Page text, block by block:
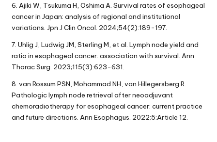
6. Ajiki W, Tsukuma H, Oshima A. Survival rates of esophageal
cancer in Japan: analysis of regional and institutional
variations. Jpn J Clin Oncol. 2024;54(2):189-197.
7. Uhlig J, Ludwig JM, Sterling M, et al. Lymph node yield and
ratio in esophageal cancer: association with survival. Ann
Thorac Surg. 2023;115(3):623-631.
8. van Rossum PSN, Mohammad NH, van Hillegersberg R.
Pathologic lymph node retrieval after neoadjuvant
chemoradiotherapy for esophageal cancer: current practice
and future directions. Ann Esophagus. 2022;5:Article 12.